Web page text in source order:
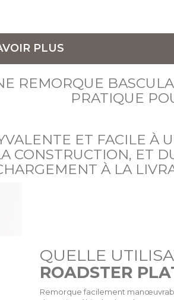
PLUS
REMORQUE
PRATIQUE
ET FACILE À
CONSTRUCTION, ET
À LA
QUELLE
ROADSTER
Remorque facilement